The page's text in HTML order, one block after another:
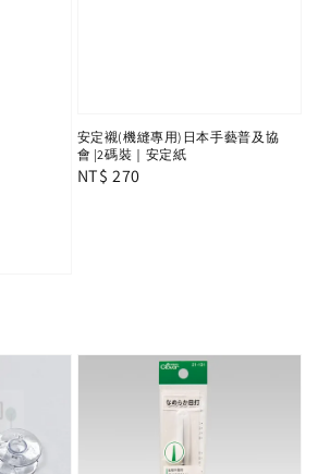
安定襯(機縫專用)日本手藝普及協
會 |2碼裝｜安定紙
Regular
NT$ 270